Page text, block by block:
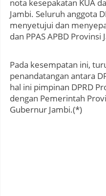
nota kesepakatan KUA
Jambi. Seluruh anggota
menyetujui dan
dan PPAS APBD Provinsi
Pada kesempatan ini,
penandatangan antara
hal ini pimpinan DPRD
dengan Pemerintah
Gubernur Jambi.(*)